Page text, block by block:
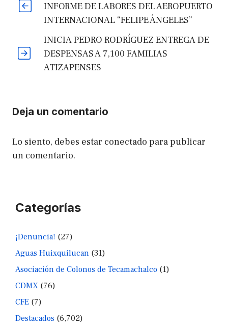
INFORME DE LABORES DEL AEROPUERTO
INTERNACIONAL “FELIPE ÁNGELES”
INICIA PEDRO RODRÍGUEZ ENTREGA DE
DESPENSAS A 7,100 FAMILIAS
ATIZAPENSES
Deja un comentario
Lo siento, debes estar conectado para publicar
un comentario.
Categorías
¡Denuncia! (27)
Aguas Huixquilucan (31)
Asociación de Colonos de Tecamachalco (1)
CDMX (76)
CFE (7)
Destacados (6,702)